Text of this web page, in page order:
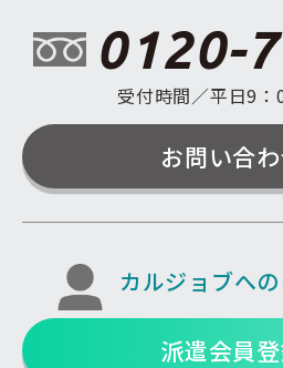
0120-
受付時間／平日9
お問い合
カルジョブへ
派遣会員